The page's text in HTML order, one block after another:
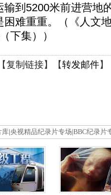
到5200米前进营地
难重重。（《人文
下集））
【复制链接】【转发邮件】
库 央视精品纪录片专场 BBC纪录片